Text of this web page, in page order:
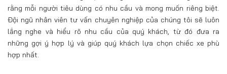
rằng mỗi người tiêu dùng có nhu cầu và mong muốn riêng biệt.
Đội ngũ nhân viên tư vấn chuyên nghiệp của chúng tôi sẽ luôn
lắng nghe và hiểu rõ nhu cầu của quý khách, từ đó đưa ra
những gợi ý hợp lý và giúp quý khách lựa chọn chiếc xe phù
hợp nhất.